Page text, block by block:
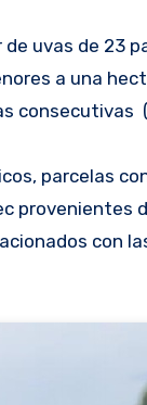
uvas de 23
a una
consecutivas
parcelas
provenientes
con